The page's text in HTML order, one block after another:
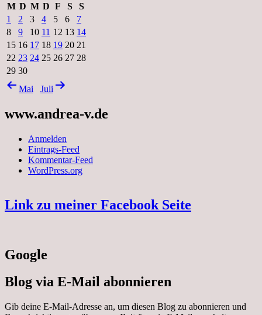
M D M D F S
S
1
2 3 4 5 6
7
8
9 10 11 12 13 14
15 16 17 18 19 20 21
22 23 24 25 26 27 28
29 30
Mai
Juli
www.andrea-v.de
Anmelden
Eintrags-Feed
Kommentar-Feed
WordPress.org
Link zu meiner Facebook Seite
Google
Blog via E-Mail abonnieren
Gib deine E-Mail-Adresse an, um diesen Blog zu abonnieren und